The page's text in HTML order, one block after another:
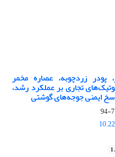
پودر زردچوبه، عصاره مخمر
تجاری بر عملکرد رشد،
ایمنی جوجه‌های گوشتی